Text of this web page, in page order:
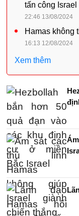
tấn công Israel
22:46 13/08/2024
Hamas không
16:13 12/08/2024
Xem thêm